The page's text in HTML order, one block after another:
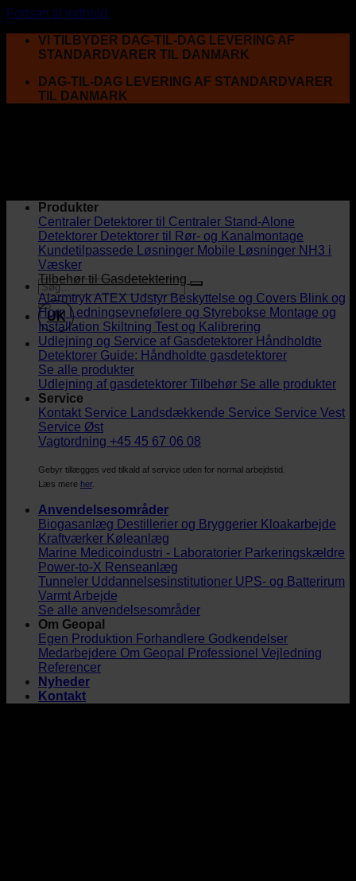
Fortsæt til indhold
VI TILBYDER DAG-TIL-DAG LEVERING AF
STANDARDVARER TIL DANMARK
DAG-TIL-DAG LEVERING AF STANDARDVARER
TIL DANMARK
UK
Produkter
Centraler Detektorer til Centraler Stand-Alone
Detektorer Detektorer til Rør- og Kanalmontage
Kundetilpassede Løsninger Mobile Løsninger NH3 i
Væsker
Tilbehør til Gasdetektering
AlarmtrykATEX Udstyr Beskyttelse og Covers Blink og
Horn Ledningsevnefølere og Styrebokse Montage og
Installation Skiltning Test og Kalibrering
Udlejning og Service af Gasdetektorer Håndholdte
Detektorer Guide: Håndholdte gasdetektorer
Se alle produkter
Udlejning af gasdetektorer Tilbehør Se alle produkter
Service
Kontakt Service
Landsdækkende Service Service Vest
Service Øst
Vagtordning +45 45 67 06 08
Gebyr tillægges ved tilkald af service uden for normal arbejdstid.
Læs mere her.
Anvendelsesområder
Biogasanlæg Destillerier og Bryggerier Kloakarbejde
Kraftværker Køleanlæg
Marine Medicoindustri - Laboratorier Parkeringskældre
Power-to-X Renseanlæg
Tunneler Uddannelsesinstitutioner UPS- og Batterirum
Varmt Arbejde
Se alle anvendelsesområder
Om Geopal
Egen Produktion Forhandlere Godkendelser
Medarbejdere Om Geopal
Professionel Vejledning
Referencer
Nyheder
Kontakt